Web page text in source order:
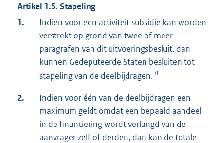
Artikel 1.5. Stapeling
1.
Indien voor een activiteit subsidie kan worden
verstrekt op grond van twee of meer
paragrafen van dit uitvoeringsbesluit, dan
kunnen Gedeputeerde Staten besluiten tot
stapeling van de deelbijdragen. 4
2.
Indien voor één van de deelbijdragen een
maximum geldt omdat een bepaald aandeel
in de financiering wordt verlangd van de
aanvrager zelf of derden, dan kan de totale